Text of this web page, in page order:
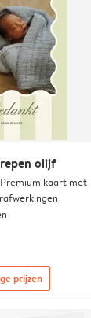
olijf
kaart met
prijzen